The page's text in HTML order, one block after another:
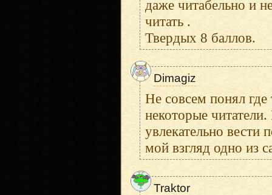
даже читабельно и
читать .
Твердых 8 баллов.
Dimagiz
Не совсем понял
некоторые
увлекательно вести
мой взгляд одно из
Traktor